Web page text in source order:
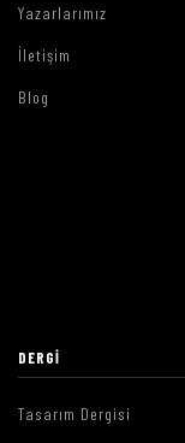
Yazarlarımız
İletişim
Blog
DERGI
Tasarım Dergisi